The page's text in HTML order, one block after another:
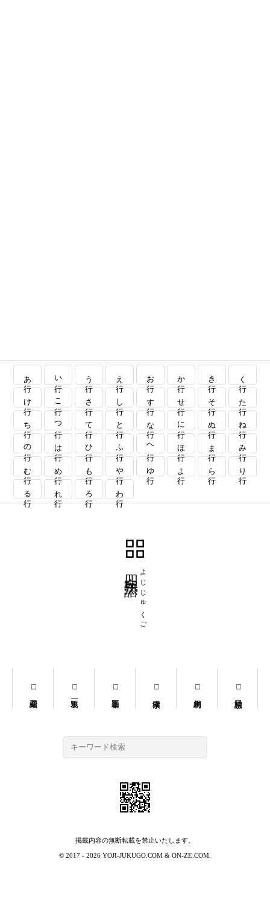
あ行 い行 う行 え行 お行 か行 き行 く行
け行 こ行 さ行 し行 す行 せ行 そ行 た行
ち行 つ行 て行 と行 な行 に行 ぬ行 ね行
の行 は行 ひ行 ふ行 へ行 ほ行 ま行 み行
む行 め行 も行 や行 ゆ行 よ行 ら行 り行
る行 れ行 ろ行 わ行
よじじゅくご
掲載内容の無断転載を禁止いたします。
© 2017 - 2026 YOJI-JUKUGO.COM & ON-ZE.COM